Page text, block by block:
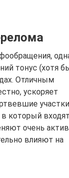
тонус (хотя
Отличным
ускоряет
который входят
очень
влияют на